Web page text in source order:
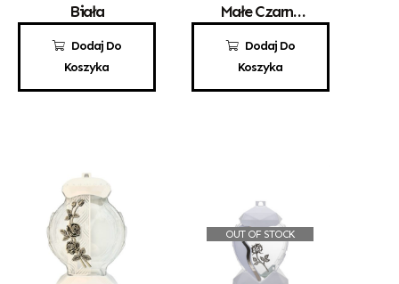
Dodaj Do
Koszyka
Biała
70,00 zł
Dodaj Do
Koszyka
Małe Czarne
69,00 zł
OUT OF STOCK